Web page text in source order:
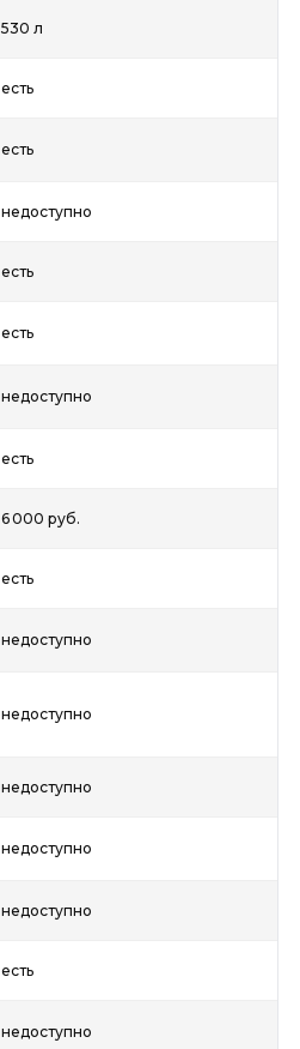
530 л
есть
есть
недоступно
есть
есть
недоступно
есть
6 000 руб.
есть
недоступно
недоступно
недоступно
недоступно
недоступно
есть
недоступно